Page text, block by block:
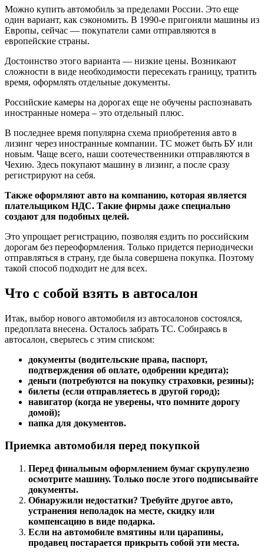
Можно купить автомобиль за пределами России. Это еще
один вариант, как сэкономить. В 1990-е пригоняли машины из
Европы, сейчас — покупатели сами отправляются в
европейские страны.
Достоинство этого варианта — низкие цены. Возникают
сложности в виде необходимости пересекать границу, тратить
время, оформлять отдельные документы.
Российские камеры на дорогах еще не обучены распознавать
иностранные номера – это отдельный плюс.
В последнее время популярна схема приобретения авто в
лизинг через иностранные компании. ТС может быть БУ или
новым. Чаще всего, наши соотечественники отправляются в
Чехию. Здесь покупают машину в лизинг, а после сразу
регистрируют на себя.
Также оформляют авто на компанию, которая является
плательщиком НДС. Такие фирмы даже специально
создают для подобных целей.
Это упрощает регистрацию, позволяя ездить по российским
дорогам без переоформления. Только придется периодически
отправляться в страну, где была совершена покупка. Поэтому
такой способ подходит не для всех.
Что с собой взять в автосалон
Итак, выбор нового автомобиля из автосалонов состоялся,
предоплата внесена. Осталось забрать ТС. Собираясь в
автосалон, сверьтесь с этим списком:
документы (водительские права, паспорт,
подтверждения об оплате, одобрении кредита);
деньги (потребуются на покупку страховки, резины);
билеты (если отправляетесь в другой город);
навигатор (когда не уверены, что помните дорогу
домой);
папка для документов.
Приемка автомобиля перед покупкой
Перед финальным оформлением бумаг скрупулезно
осмотрите машину. Только после этого подписывайте
документы.
Обнаружили недостатки? Требуйте другое авто,
устранения неполадок на месте, скидку или
компенсацию в виде подарка.
Если на автомобиле вмятины или царапины,
продавец постарается прикрыть собой эти места.